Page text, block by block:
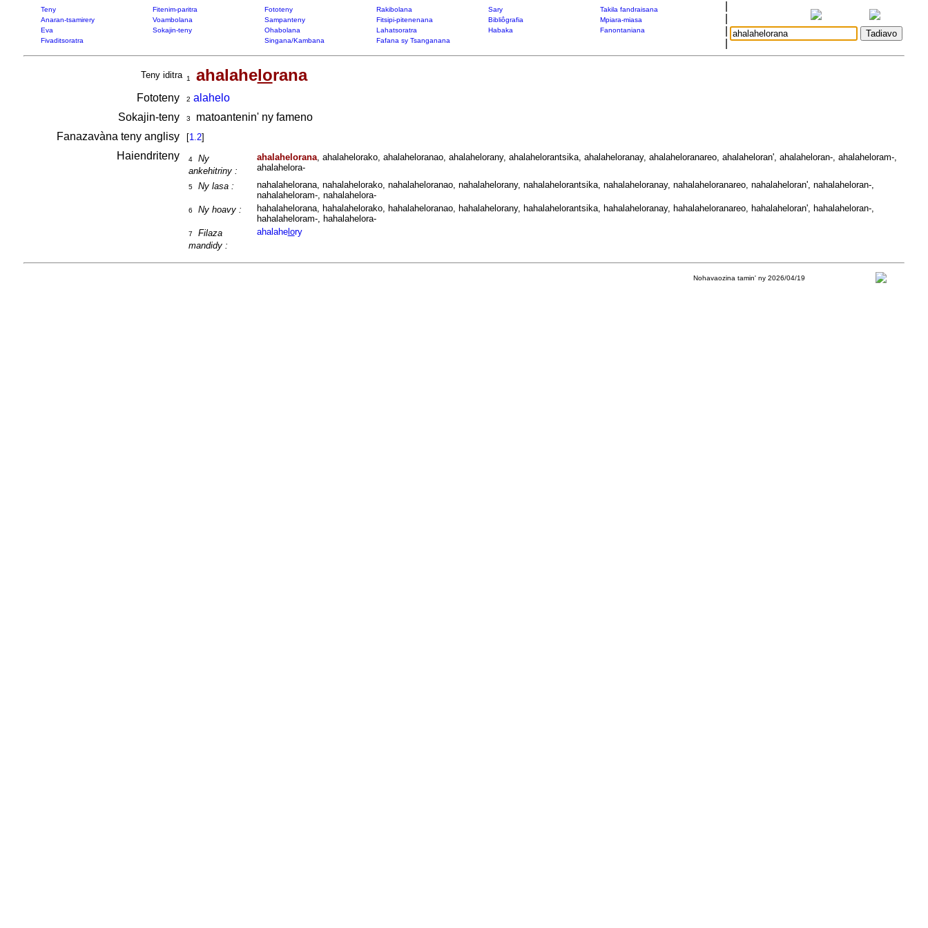
Teny Fitenim-paritra Fototeny Rakibolana Sary
Takila fandraisana
Anaran-tsamirery
Voambolana Sampanteny Fitsipi-pitenenana Bibliôgrafia
Mpiara-miasa
Eva
Sokajin-teny Ohabolana Lahatsoratra Habaka
Fanontaniana
Fivaditsoratra
Singana/Kambana Fafana sy Tsanganana
Teny iditra 1 ahalahelorana
Fototeny 2 alahelo
Sokajin-teny
3
matoantenin' ny fameno
Fanazavàna teny anglisy
[1.2]
Haiendriteny 4
Ny
ankehitriny :
ahalahelorana, ahalahelorako, ahalaheloranao, ahalahelorany, ahalahelorantsika, ahalaheloranay, ahalaheloranareo, ahalaheloran', ahalaheloran-, ahalaheloram-,
ahalahelora-
5 Ny lasa :
nahalahelorana, nahalahelorako, nahalaheloranao, nahalahelorany, nahalahelorantsika, nahalaheloranay, nahalaheloranareo, nahalaheloran', nahalaheloran-,
nahalaheloram-, nahalahelora-
6 Ny hoavy :
hahalahelorana, hahalahelorako, hahalaheloranao, hahalahelorany, hahalahelorantsika, hahalaheloranay, hahalaheloranareo, hahalaheloran', hahalaheloran-,
hahalaheloram-, hahalahelora-
7
Filaza
mandidy :
ahalahelory
Nohavaozina tamin' ny 2026/04/19